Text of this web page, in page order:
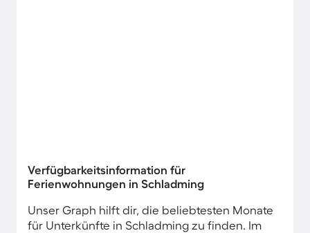
Verfügbarkeitsinformation für
Ferienwohnungen in Schladming
Unser Graph hilft dir, die beliebtesten Monate
für Unterkünfte in Schladming zu finden. Im